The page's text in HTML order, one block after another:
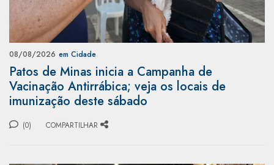
08/08/2026 em Cidade
Patos de Minas inicia a Campanha de
Vacinação Antirrábica; veja os locais de
imunização deste sábado
(0) COMPARTILHAR